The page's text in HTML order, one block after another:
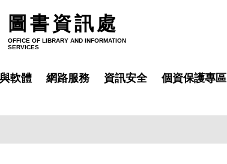
圖書資訊處
OFFICE OF LIBRARY AND INFORMATION
SERVICES
軟體 網路服務 資訊安全 個資保護專區